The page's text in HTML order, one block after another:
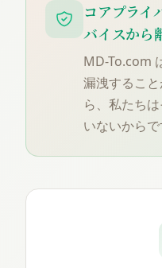
コアプライ
バイスから
MD-To.com
漏洩するこ
ら、私たち
いないからで